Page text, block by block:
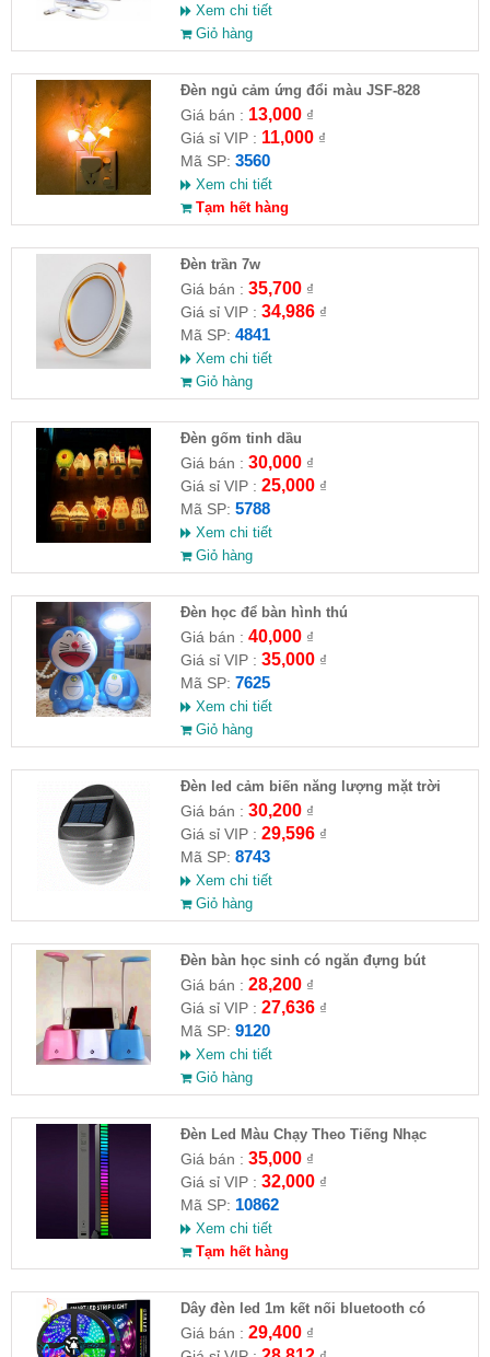
Xem chi tiết
Giỏ hàng
Đèn ngủ cảm ứng đổi màu JSF-828
Giá bán : 13,000₫
Giá sỉ VIP : 11,000₫
Mã SP: 3560
Xem chi tiết
Tạm hết hàng
Đèn trần 7w
Giá bán : 35,700₫
Giá sỉ VIP : 34,986₫
Mã SP: 4841
Xem chi tiết
Giỏ hàng
Đèn gốm tinh dầu
Giá bán : 30,000₫
Giá sỉ VIP : 25,000₫
Mã SP: 5788
Xem chi tiết
Giỏ hàng
Đèn học để bàn hình thú
Giá bán : 40,000₫
Giá sỉ VIP : 35,000₫
Mã SP: 7625
Xem chi tiết
Giỏ hàng
Đèn led cảm biến năng lượng mặt trời
Giá bán : 30,200₫
Giá sỉ VIP : 29,596₫
Mã SP: 8743
Xem chi tiết
Giỏ hàng
Đèn bàn học sinh có ngăn đựng bút
Giá bán : 28,200₫
Giá sỉ VIP : 27,636₫
Mã SP: 9120
Xem chi tiết
Giỏ hàng
Đèn Led Màu Chạy Theo Tiếng Nhạc
Giá bán : 35,000₫
Giá sỉ VIP : 32,000₫
Mã SP: 10862
Xem chi tiết
Tạm hết hàng
Dây đèn led 1m kết nối bluetooth có
remote
Giá bán : 29,400₫